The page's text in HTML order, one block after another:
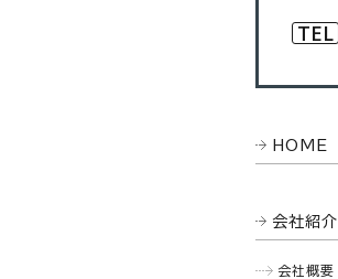
TEL
HOME
会社紹介
会社概要